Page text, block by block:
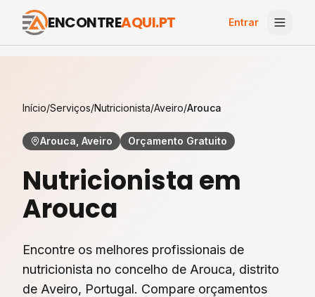
ENCONTREAQUI.PT Entrar
Início/Serviços/Nutricionista/Aveiro/Arouca
Arouca, Aveiro Orçamento Gratuito
Nutricionistaem
Arouca
Encontre os melhores profissionais de
nutricionista no concelho de Arouca, distrito
de Aveiro, Portugal. Compare orçamentos